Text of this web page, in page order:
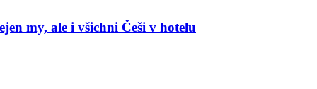
my, ale i všichni Češi v hotelu